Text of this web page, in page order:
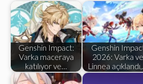
Genshin Impact:
Varka maceraya
katılıyor ve…
Genshin
2026: Varka ve
Linnea